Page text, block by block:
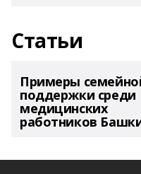
Статьи
Примеры
поддержки среди
медицинских
работников